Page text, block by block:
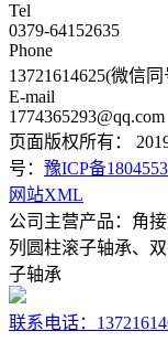
Tel
0379-64152635
Phone
13721614625(微信
E-mail
1774365293@qq.com
页面版权所有：
号： 豫ICP备
网站XML
公司主营产品：角
列圆柱滚子轴承、
子轴承
联系电话：